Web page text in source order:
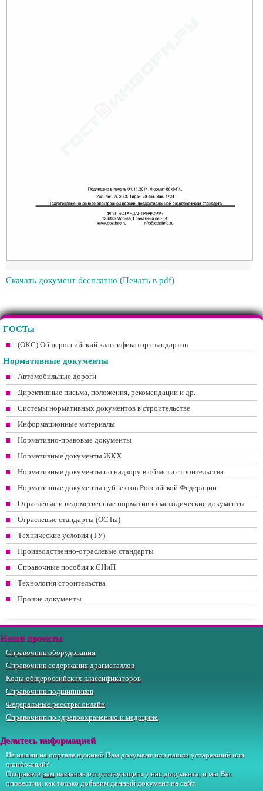
Скачать документ бесплатно (Печать в pdf)
ГОСТы
(ОКС) Общероссийский классификатор стандартов
Нормативные документы
Автомобильные дороги
Директивные письма, положения, рекомендации и др.
Системы нормативных документов в строительстве
Информационные материалы
Нормативно-правовые документы
Нормативные документы ЖКХ
Нормативные документы по надзору в области строительства
Нормативные документы субъектов Российской Федерации
Отраслевые и ведомственные нормативно-методические документы
Отраслевые стандарты (ОСТы)
Технические условия (ТУ)
Производственно-отраслевые стандарты
Справочные пособия к СНиП
Технология строительства
Прочие документы
Наши проекты
Справочник оборудования
Справочник содержания драгметаллов
Коды общероссийских классификаторов
Справочник подшипников
Федеральные реестры онлайн
Справочник по здравоохранению и медицине
Делитесь информацией
Не нашли на портале нужный Вам документ или нашли устаревший или
ошибочный?
Отправьтенамназвание отсутствующего у нас документа, и мы Вас
оповестим, как только добавим данный документ на сайт.